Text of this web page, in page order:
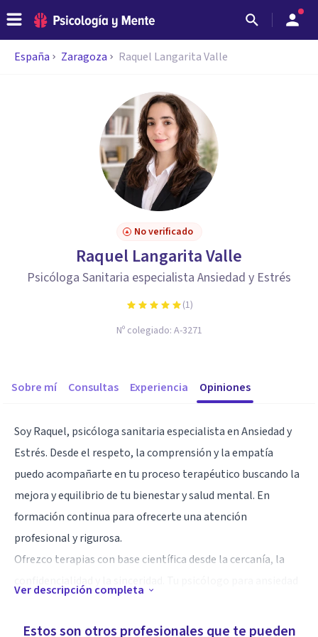
España Zaragoza Raquel Langarita Valle
No verificado
Raquel Langarita Valle
Psicóloga Sanitaria especialista Ansiedad y Estrés
(1)
Nº colegiado: A-3271
Sobre mí Consultas Experiencia Opiniones
Soy Raquel, psicóloga sanitaria especialista en Ansiedad y
Estrés. Desde el respeto, la comprensión y la empatía
puedo acompañarte en tu proceso terapéutico buscando la
mejora y equilibrio de tu bienestar y salud mental. En
formación continua para ofrecerte una atención
profesional y rigurosa.
Ofrezco terapias con base científica desde la cercanía, la
Ver descripción completa
Estos son otros profesionales que te pueden